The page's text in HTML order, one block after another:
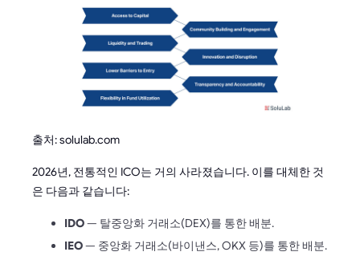
출처: solulab.com
2026년, 전통적인 ICO는 거의 사라졌습니다. 이를 대체한 것
은 다음과 같습니다:
IDO— 탈중앙화 거래소(DEX)를 통한 배분.
IEO— 중앙화 거래소(바이낸스, OKX 등)를 통한 배분.